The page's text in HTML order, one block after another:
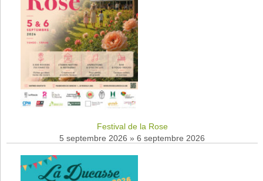
Festival de la Rose
5 septembre 2026 » 6 septembre 2026